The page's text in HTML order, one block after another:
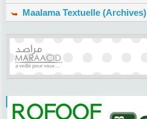
Maalama Textuelle (Archives)